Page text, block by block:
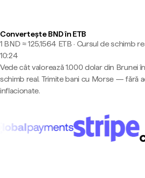
Convertește BND în ETB
1 BND ≈ 125,1564 ETB · Cursul de schimb
10:24
Vede cât valorează 1.000 dolar din Brunei
schimb real. Trimite bani cu Morse — fără
inflacionate.